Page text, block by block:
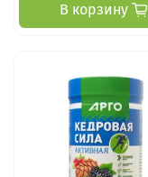
В корзину